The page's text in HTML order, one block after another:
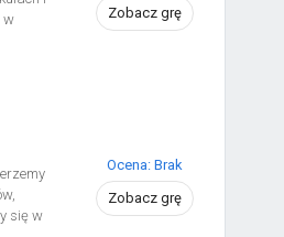
w
Zobacz grę
się w
Ocena: Brak
Zobacz grę